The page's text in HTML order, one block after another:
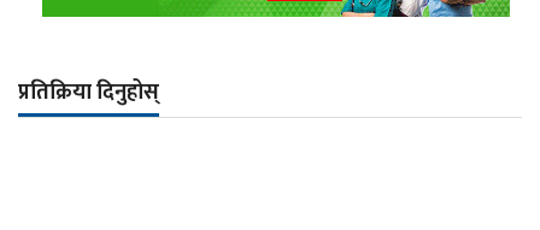
प्रतिक्रिया दिनुहोस्